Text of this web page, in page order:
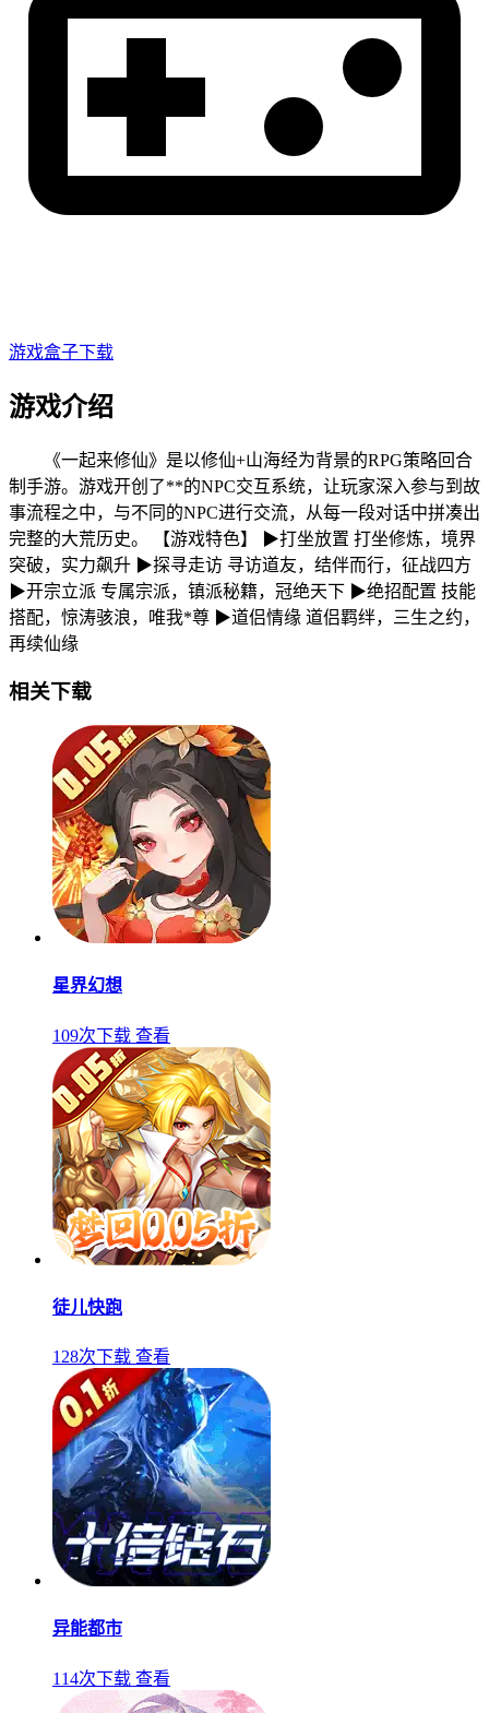
游戏盒子下载
游戏介绍
《一起来修仙》是以修仙+山海经为背景的RPG策略回合
制手游。游戏开创了**的NPC交互系统，让玩家深入参与到故
事流程之中，与不同的NPC进行交流，从每一段对话中拼凑出
完整的大荒历史。 【游戏特色】 ▶打坐放置 打坐修炼，境界
突破，实力飙升 ▶探寻走访 寻访道友，结伴而行，征战四方
▶开宗立派 专属宗派，镇派秘籍，冠绝天下 ▶绝招配置 技能
搭配，惊涛骇浪，唯我*尊 ▶道侣情缘 道侣羁绊，三生之约，
再续仙缘
相关下载
星界幻想
109次下载 查看
徒儿快跑
128次下载 查看
异能都市
114次下载 查看